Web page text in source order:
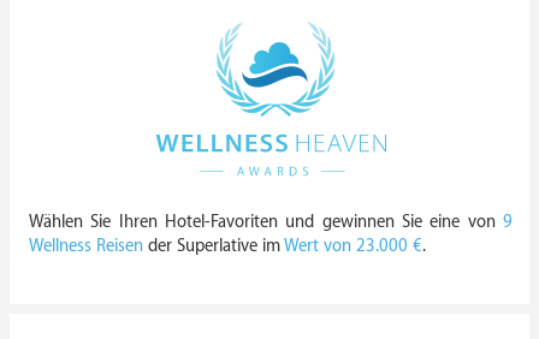
Wählen Sie Ihren Hotel-Favoriten und gewinnen Sie eine von 9
Wellness Reisen der Superlative imWert von 23.000 €.